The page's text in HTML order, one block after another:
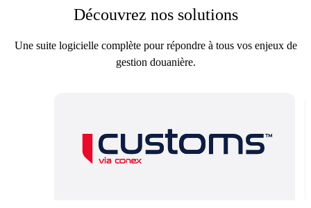
Découvrez nos solutions
Une suite logicielle complète pour répondre à tous vos enjeux de
gestion douanière.